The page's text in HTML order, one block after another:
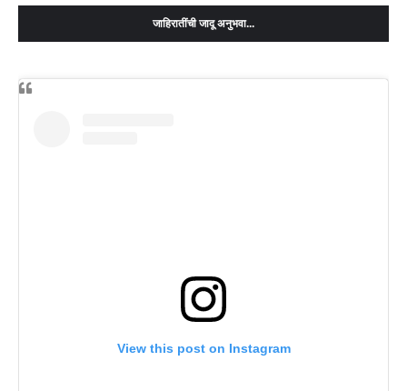
जाहिरातींची जादू अनुभवा...
View this post on Instagram